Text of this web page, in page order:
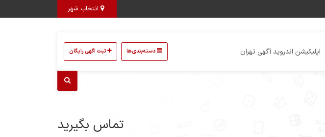
انتخاب شهر
اپلیکیشن اندروید آگهی تهران دسته‌بندی‌ها ثبت اگهی رایگان
تماس بگیرید